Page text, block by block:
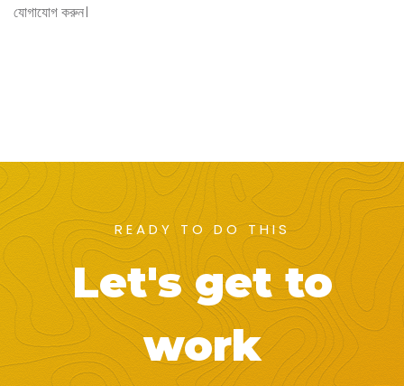
যোগাযোগ করুন।
READY TO DO THIS
Let's get to
work